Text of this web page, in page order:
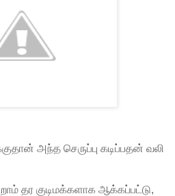
அந்த செருப்பு கடிப்பதன் வலி
தர குடிமக்களாக ஆக்கப்பட்டு,